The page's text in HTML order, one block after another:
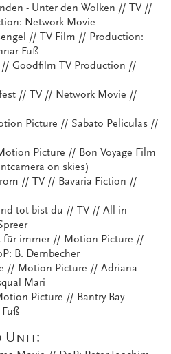
- Unter den Wolken // TV //
Network Movie
// TV Film // Production:
Fuß
Goodfilm TV Production //
// TV // Network Movie //
Picture // Sabato Peliculas //
Picture // Bon Voyage Film
on skies)
// TV // Bavaria Fiction //
tot bist du // TV // All in
für immer // Motion Picture //
B. Dernbecher
// Motion Picture // Adriana
Mari
Picture // Bantry Bay
Unit: